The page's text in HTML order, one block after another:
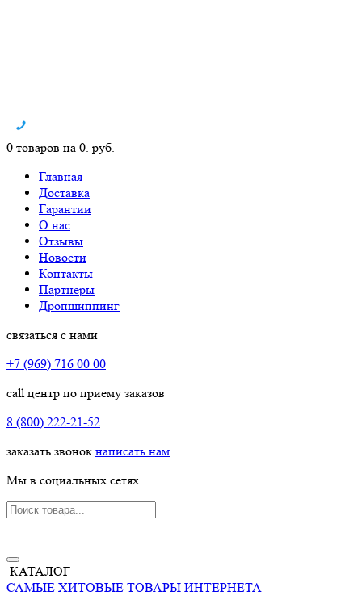
0 товаров на 0. руб.
Главная
Доставка
Гарантии
О нас
Отзывы
Новости
Контакты
Партнеры
Дропшиппинг
связаться с нами
+7 (969) 716 00 00
call центр по приему заказов
8 (800) 222-21-52
заказать звонок написать нам
Мы в социальных сетях
КАТАЛОГ
САМЫЕ ХИТОВЫЕ ТОВАРЫ ИНТЕРНЕТА